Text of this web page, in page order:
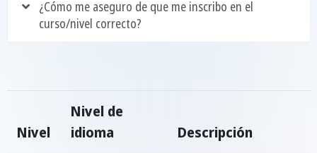
¿Cómo me aseguro de que me inscribo en el
curso/nivel correcto?
Nivel
Nivel de
idioma
Descripción